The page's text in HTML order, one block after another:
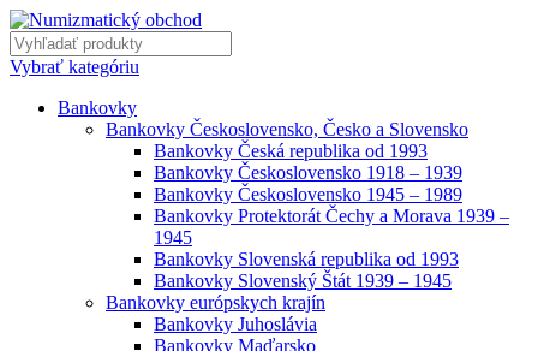
Vybrať kategóriu
Bankovky
Bankovky Československo, Česko a Slovensko
Bankovky Česká republika od 1993
Bankovky Československo 1918 – 1939
Bankovky Československo 1945 – 1989
Bankovky Protektorát Čechy a Morava 1939 –
1945
Bankovky Slovenská republika od 1993
Bankovky Slovenský Štát 1939 – 1945
Bankovky európskych krajín
Bankovky Juhoslávia
Bankovky Maďarsko